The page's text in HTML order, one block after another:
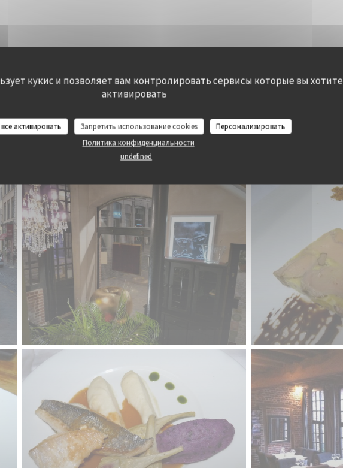
кукис и позволяет вам контролировать сервисы которые вы хотите
активировать
активировать Запретить использование cookies
Персонализировать
Политика конфиденциальности
undefined
Ambiance & Cuisine